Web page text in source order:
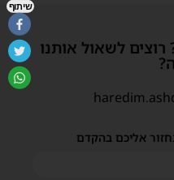
רוצים לשאול אותנו
אליכם בהקדם
שיתוף